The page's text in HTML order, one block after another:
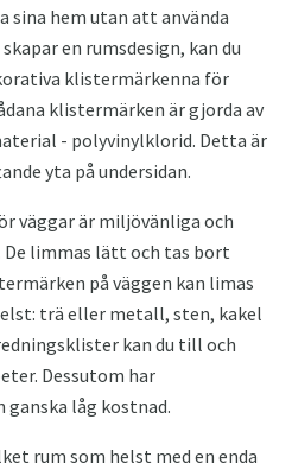
sina hem utan att använda
en rumsdesign, kan du
klistermärkenna för
klistermärken är gjorda av
- polyvinylklorid. Detta är
yta på undersidan.
väggar är miljövänliga och
De limmas lätt och tas bort
på väggen kan limas
trä eller metall, sten, kakel
kan du till och
Dessutom har
låg kostnad.
rum som helst med en enda